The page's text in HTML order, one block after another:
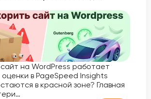
на WordPress работает
в PageSpeed Insights
в красной зоне? Главная